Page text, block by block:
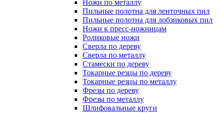
Ножи по металлу
Пильные полотна для ленточных пил
Пильные полотна для лобзиковых пил
Ножи к пресс-ножницам
Роликовые ножи
Сверла по дереву
Сверла по металлу
Стамески по дереву
Токарные резцы по дереву
Токарные резцы по металлу
Фрезы по дереву
Фрезы по металлу
Шлифовальные круги